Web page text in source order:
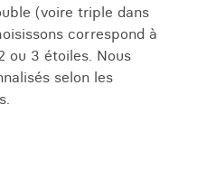
(voire triple dans
correspond à
ou 3 étoiles. Nous
selon les